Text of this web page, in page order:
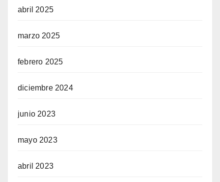
abril 2025
marzo 2025
febrero 2025
diciembre 2024
junio 2023
mayo 2023
abril 2023